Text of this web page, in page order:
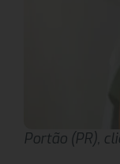
Portão (PR),